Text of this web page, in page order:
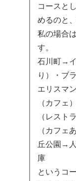
コースと
めるのと
私の場合
す。
石川町→
り）・ブ
エリスマ
（カフ
（レスト
（カフェ
丘公園→
庫
というコ